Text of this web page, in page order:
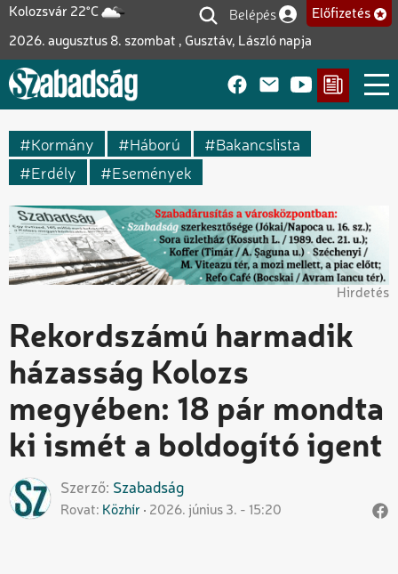
Ugrás
tartalomra
Kolozsvár 22°C
2026. augusztus 8. szombat , Gusztáv, László napja
Felhasználói fiók
Belépés Előfizetés
Kormány Háború
Bakancslista
Erdély
Események
Hirdetés
Rekordszámú harmadik
házasság Kolozs
megyében: 18 pár mondta
ki ismét a boldogító igent
Szerző Szabadság
Rovat Közhír 2026. június 3. - 15:20